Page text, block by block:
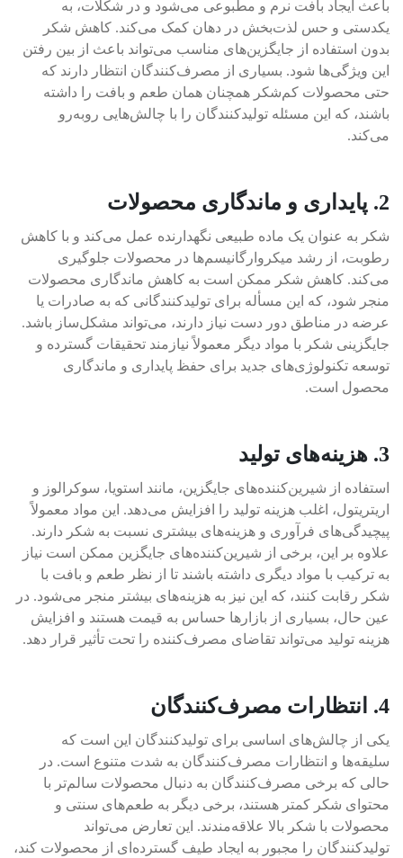
باعث ایجاد بافت نرم و مطبوعی می‌شود و در شکلات، به
یکدستی و حس لذت‌بخش در دهان کمک می‌کند. کاهش شکر
بدون استفاده از جایگزین‌های مناسب می‌تواند باعث از بین رفتن
این ویژگی‌ها شود. بسیاری از مصرف‌کنندگان انتظار دارند که
حتی محصولات کم‌شکر همچنان همان طعم و بافت را داشته
باشند، که این مسئله تولیدکنندگان را با چالش‌هایی روبه‌رو
می‌کند.
2. پایداری و ماندگاری محصولات
شکر به عنوان یک ماده طبیعی نگهدارنده عمل می‌کند و با کاهش
رطوبت، از رشد میکروارگانیسم‌ها در محصولات جلوگیری
می‌کند. کاهش شکر ممکن است به کاهش ماندگاری محصولات
منجر شود، که این مسأله برای تولیدکنندگانی که به صادرات یا
عرضه در مناطق دور دست نیاز دارند، می‌تواند مشکل‌ساز باشد.
جایگزینی شکر با مواد دیگر معمولاً نیازمند تحقیقات گسترده و
توسعه تکنولوژی‌های جدید برای حفظ پایداری و ماندگاری
محصول است.
3. هزینه‌های تولید
استفاده از شیرین‌کننده‌های جایگزین، مانند استویا، سوکرالوز و
اریتریتول، اغلب هزینه تولید را افزایش می‌دهد. این مواد معمولاً
پیچیدگی‌های فرآوری و هزینه‌های بیشتری نسبت به شکر دارند.
علاوه بر این، برخی از شیرین‌کننده‌های جایگزین ممکن است نیاز
به ترکیب با مواد دیگری داشته باشند تا از نظر طعم و بافت با
شکر رقابت کنند، که این نیز به هزینه‌های بیشتر منجر می‌شود. در
عین حال، بسیاری از بازارها حساس به قیمت هستند و افزایش
هزینه تولید می‌تواند تقاضای مصرف‌کننده را تحت تأثیر قرار دهد.
4. انتظارات مصرف‌کنندگان
یکی از چالش‌های اساسی برای تولیدکنندگان این است که
سلیقه‌ها و انتظارات مصرف‌کنندگان به شدت متنوع است. در
حالی که برخی مصرف‌کنندگان به دنبال محصولات سالم‌تر با
محتوای شکر کمتر هستند، برخی دیگر به طعم‌های سنتی و
محصولات با شکر بالا علاقه‌مندند. این تعارض می‌تواند
تولیدکنندگان را مجبور به ایجاد طیف گسترده‌ای از محصولات کند،